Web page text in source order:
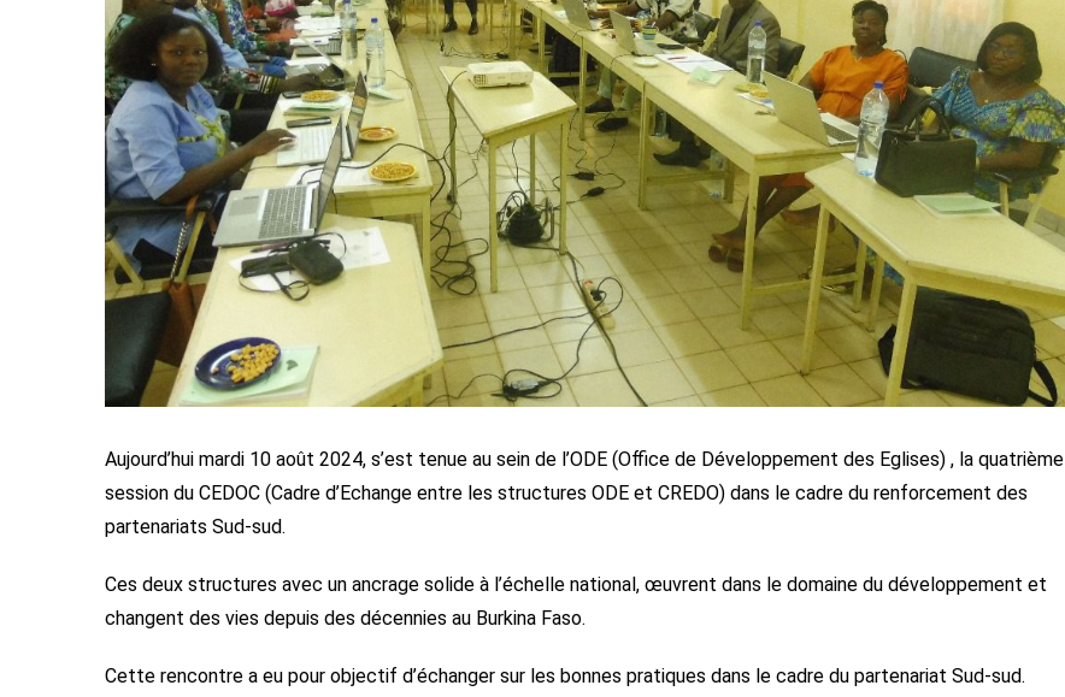
Aujourd’hui mardi 10 août 2024, s’est tenue au sein de l’ODE (Office de Développement des Eglises) , la quatrième
session du CEDOC (Cadre d’Echange entre les structures ODE et CREDO) dans le cadre du renforcement des
partenariats Sud-sud.
Ces deux structures avec un ancrage solide à l’échelle national, œuvrent dans le domaine du développement et
changent des vies depuis des décennies au Burkina Faso.
Cette rencontre a eu pour objectif d’échanger sur les bonnes pratiques dans le cadre du partenariat Sud-sud.